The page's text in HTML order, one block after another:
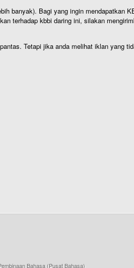
banyak). Bagi yang ingin mendapatkan
terhadap kbbi daring ini, silakan
Tetapi jika anda melihat iklan yang
Bahasa (Pusat Bahasa)